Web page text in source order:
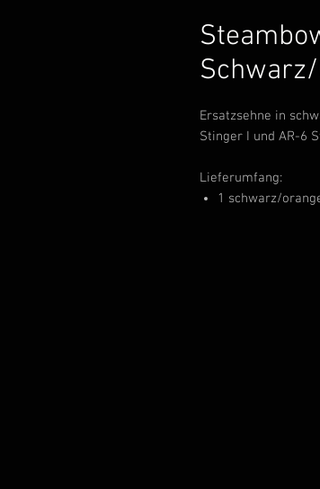
Ersatzsehne in
Stinger I und AR-6
Lieferumfang:
1 schwarz/